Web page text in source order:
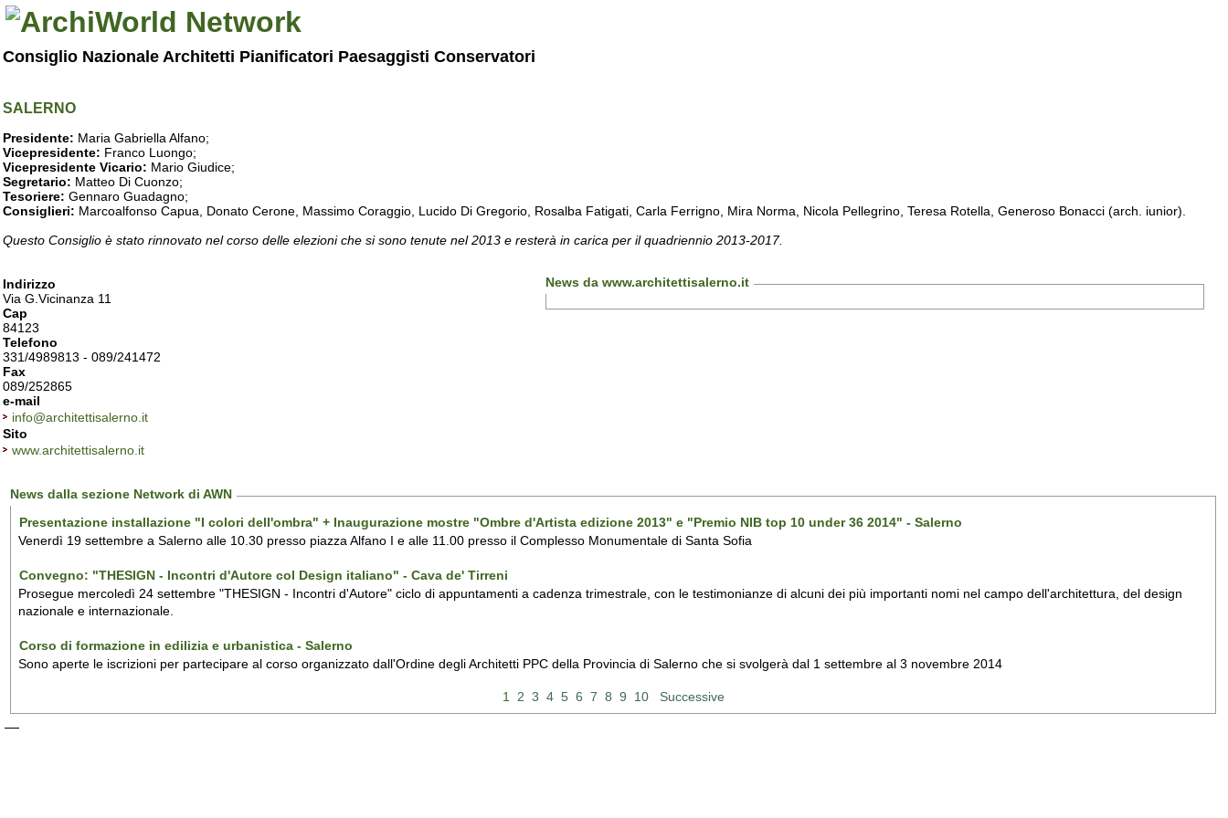
Consiglio Nazionale Architetti Pianificatori Paesaggisti Conservatori
SALERNO
Presidente: Maria Gabriella Alfano;
Vicepresidente: Franco Luongo;
Vicepresidente Vicario: Mario Giudice;
Segretario: Matteo Di Cuonzo;
Tesoriere: Gennaro Guadagno;
Consiglieri: Marcoalfonso Capua, Donato Cerone, Massimo Coraggio, Lucido Di Gregorio, Rosalba Fatigati, Carla Ferrigno, Mira Norma, Nicola Pellegrino, Teresa Rotella, Generoso Bonacci (arch. iunior).
Questo Consiglio è stato rinnovato nel corso delle elezioni che si sono tenute nel 2013 e resterà in carica per il quadriennio 2013-2017.
Indirizzo
Via G.Vicinanza 11
Cap
84123
Telefono
331/4989813 - 089/241472
Fax
089/252865
e-mail
info@architettisalerno.it
Sito
www.architettisalerno.it
News da www.architettisalerno.it
News dalla sezione Network di AWN
Presentazione installazione "I colori dell'ombra" + Inaugurazione mostre "Ombre d'Artista edizione 2013" e "Premio NIB top 10 under 36 2014" - Salerno
Venerdì 19 settembre a Salerno alle 10.30 presso piazza Alfano I e alle 11.00 presso il Complesso Monumentale di Santa Sofia
Convegno: "THESIGN - Incontri d'Autore col Design italiano" - Cava de' Tirreni
Prosegue mercoledì 24 settembre "THESIGN - Incontri d'Autore" ciclo di appuntamenti a cadenza trimestrale, con le testimonianze di alcuni dei più importanti nomi nel campo dell'architettura, del design
nazionale e internazionale.
Corso di formazione in edilizia e urbanistica - Salerno
Sono aperte le iscrizioni per partecipare al corso organizzato dall'Ordine degli Architetti PPC della Provincia di Salerno che si svolgerà dal 1 settembre al 3 novembre 2014
1 2 3 4 5 6 7 8 9 10 Successive